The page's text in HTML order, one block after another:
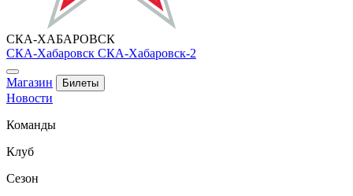
СКА-ХАБАРОВСК
СКА-Хабаровск СКА-Хабаровск-2
Магазин Билеты
Новости
Команды
Клуб
Сезон